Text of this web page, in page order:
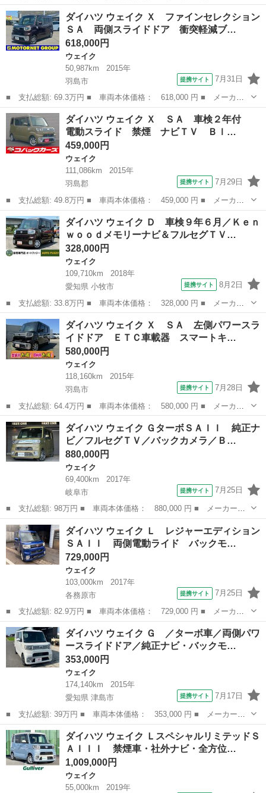
ー名： ダイハツ ■ 車種名： ウェイク ■ グレード名： Ｇター
ボ レジャーエディションＳＡＩＩＩ ★衝突被害軽減システム ★
走行５９...
岐阜 大垣市 ウェイク
ダイハツ ウェイク Ｘ ファインセレクション
ＳＡ 両側スライドドア 衝突軽減ブ…
618,000円
ウェイク
50,987km
2015年
羽島市
提携サイト 7月31日
■ 支払総額: 69.3万円 ■ 車両本体価格： 618,000 円 ■ メーカー
名： ダイハツ ■ 車種名： ウェイク ■ グレード名： Ｘ ファ
インセレクションＳＡ 両側スライドドア 衝突軽減ブレーキ バッ
クカメラ メ...
岐阜 羽島市 ウェイク
ダイハツ ウェイク Ｘ ＳＡ 車検２年付
電動スライド 禁煙 ナビＴＶ Ｂｌ…
459,000円
ウェイク
111,086km
2015年
羽島郡
提携サイト 7月29日
■ 支払総額: 49.8万円 ■ 車両本体価格： 459,000 円 ■ メーカー
名： ダイハツ ■ 車種名： ウェイク ■ グレード名： Ｘ Ｓ
Ａ 車検２年付 電動スライド 禁煙 ナビＴＶ Ｂｌｕｅｔｏｏ
ｔｈ バックカ...
岐阜 羽島郡 ウェイク
ダイハツ ウェイク Ｄ 車検９年６月／Ｋｅｎ
ｗｏｏｄメモリーナビ＆フルセグＴＶ…
328,000円
ウェイク
109,710km
2018年
愛知県 小牧市
提携サイト 8月2日
■ 支払総額: 33.8万円 ■ 車両本体価格： 328,000 円 ■ メーカー
名： ダイハツ ■ 車種名： ウェイク ■ グレード名： Ｄ 車検
９年６月／Ｋｅｎｗｏｏｄメモリーナビ＆フルセグＴＶ／Ｂｌｕｅｔ
ｏｏｔｈ／Ｅ...
愛知 小牧市 ウェイク
ダイハツ ウェイク Ｘ ＳＡ 左側パワースラ
イドドア ＥＴＣ車載器 スマートキ…
580,000円
ウェイク
118,160km
2015年
羽島市
提携サイト 7月28日
■ 支払総額: 64.4万円 ■ 車両本体価格： 580,000 円 ■ メーカー
名： ダイハツ ■ 車種名： ウェイク ■ グレード名： Ｘ Ｓ
Ａ 左側パワースライドドア ＥＴＣ車載器 スマートキー プッシ
ュスタート ス...
岐阜 羽島市 ウェイク
ダイハツ ウェイク ＧターボＳＡＩＩ 純正ナ
ビ／フルセグＴＶ／バックカメラ／Ｂ…
880,000円
ウェイク
69,400km
2017年
岐阜市
提携サイト 7月25日
■ 支払総額: 98万円 ■ 車両本体価格： 880,000 円 ■ メーカー
名： ダイハツ ■ 車種名： ウェイク ■ グレード名： Ｇターボ
ＳＡＩＩ 純正ナビ／フルセグＴＶ／バックカメラ／Ｂｌｕｅｔｏｏ
ｔｈ／ドラレコ／...
岐阜 岐阜市 ウェイク
ダイハツ ウェイク Ｌ レジャーエディション
ＳＡＩＩ 両側電動ライド バックモ…
729,000円
ウェイク
103,000km
2017年
各務原市
提携サイト 7月25日
■ 支払総額: 82.9万円 ■ 車両本体価格： 729,000 円 ■ メーカー
名： ダイハツ ■ 車種名： ウェイク ■ グレード名： Ｌ レジ
ャーエディションＳＡＩＩ 両側電動ライド バックモニター Ｂｌ
ｕｅｔｏｏｔ...
岐阜 各務原市 ウェイク
ダイハツ ウェイク Ｇ ／ターボ車／両側パワ
ースライドドア／純正ナビ・バックモ…
353,000円
ウェイク
174,140km
2015年
愛知県 津島市
提携サイト 7月17日
■ 支払総額: 39万円 ■ 車両本体価格： 353,000 円 ■ メーカー
名： ダイハツ ■ 車種名： ウェイク ■ グレード名： Ｇ ／タ
ーボ車／両側パワースライドドア／純正ナビ・バックモニター／ＥＴ
Ｃ／純正１５イン...
愛知 津島市 ウェイク
ダイハツ ウェイク ＬスペシャルリミテッドＳ
ＡＩＩＩ 禁煙車・社外ナビ・全方位…
1,009,000円
ウェイク
55,000km
2019年